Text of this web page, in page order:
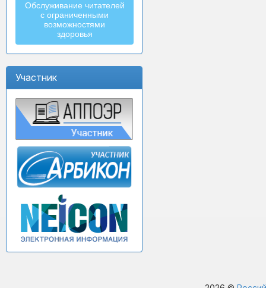
Обслуживание читателей
с ограниченными
возможностями
здоровья
Участник